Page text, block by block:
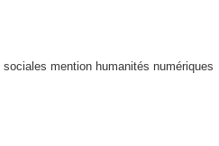
mention humanités numériques